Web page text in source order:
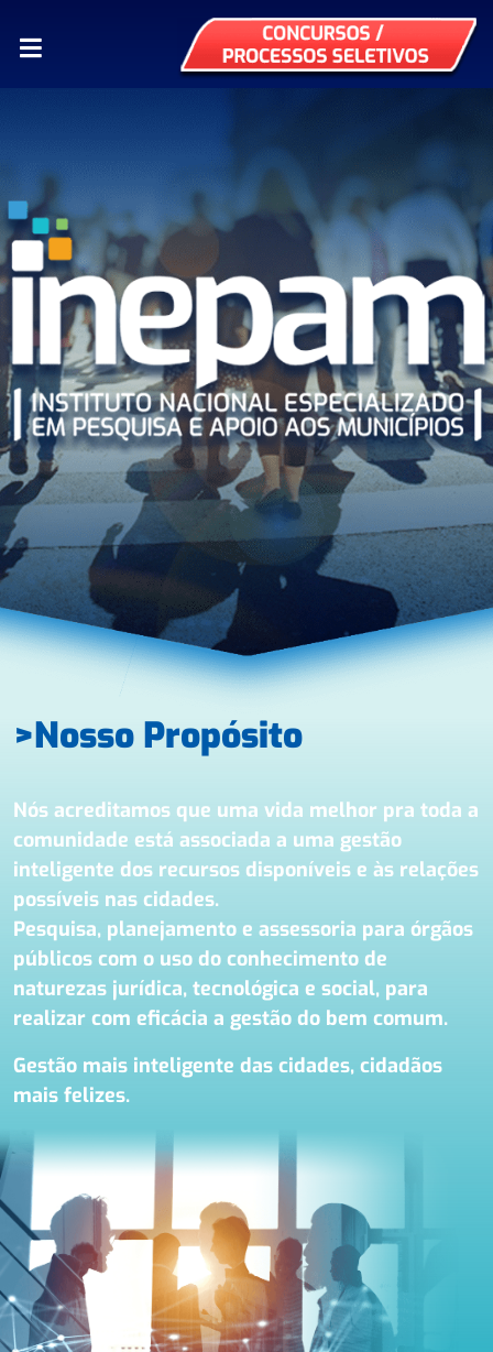
Nosso Propósito
Nós acreditamos que uma vida melhor pra toda a
comunidade está associada a uma gestão
inteligente dos recursos disponíveis e às relações
possíveis nas cidades.
Pesquisa, planejamento e assessoria para órgãos
públicos com o uso do conhecimento de
naturezas jurídica, tecnológica e social, para
realizar com eficácia a gestão do bem comum.
Gestão mais inteligente das cidades, cidadãos
mais felizes.